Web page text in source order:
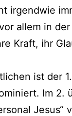
irgendwie
allem in
Kraft, ihr
ist der
Im 2.
Jesus“